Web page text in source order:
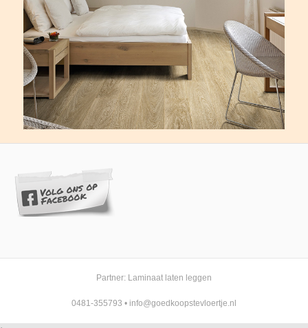
Partner: Laminaat laten leggen
0481-355793 • info@goedkoopstevloertje.nl